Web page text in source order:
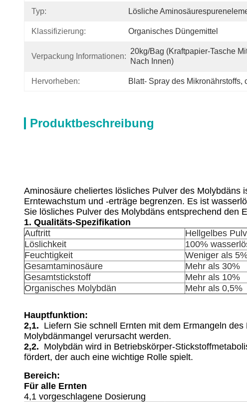
Typ: Lösliche
Klassifizierung: Organisches Düngemittel
Verpackung Informationen:
20kg/bag (Kraftpapier-Tasche
Nach Innen)
Hervorheben: Blatt- Spray des Mikronährstoffs,
Produktbeschreibung
Aminosäure cheliertes lösliches Pulver des
Erntewachstum und -erträge begrenzen. Es ist
Sie lösliches Pulver des Molybdäns entsprechend den
1. Qualitäts-Spezifikation
Auftritt
Hellgelbes
Löslichkeit
100%
Feuchtigkeit
Weniger als
Gesamtaminosäure
Mehr als 30%
Gesamtstickstoff
Mehr als 10%
Organisches Molybdän
Mehr als 0,5%
Hauptfunktion:
2,1. Liefern Sie schnell Ernten mit dem Ermangeln
Molybdänmangel verursacht werden.
2,2. Molybdän wird in Betriebskörper-
fördert, der auch eine wichtige Rolle spielt.
Bereich:
Für alle Ernten
4,1 vorgeschlagene Dosierung